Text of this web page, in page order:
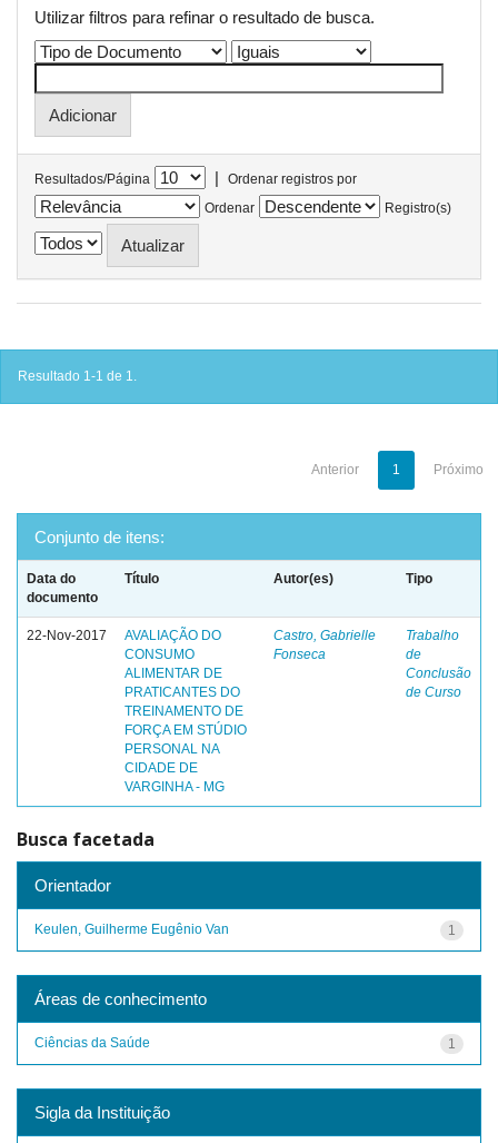
Utilizar filtros para refinar o resultado de busca.
Resultados/Página |
Ordenar registros por
Ordenar
Registro(s)
Resultado 1-1 de 1.
Anterior 1 Próximo
Conjunto de itens:
Data do
documento
Título Autor(es) Tipo
22-Nov-2017
AVALIAÇÃO DO
CONSUMO
ALIMENTAR DE
PRATICANTES DO
TREINAMENTO DE
FORÇA EM STÚDIO
PERSONAL NA
CIDADE DE
VARGINHA - MG
Castro, Gabrielle
Fonseca
Trabalho
de
Conclusão
de Curso
Busca facetada
Orientador
1
Keulen, Guilherme Eugênio Van
Áreas de conhecimento
1
Ciências da Saúde
Sigla da Instituição